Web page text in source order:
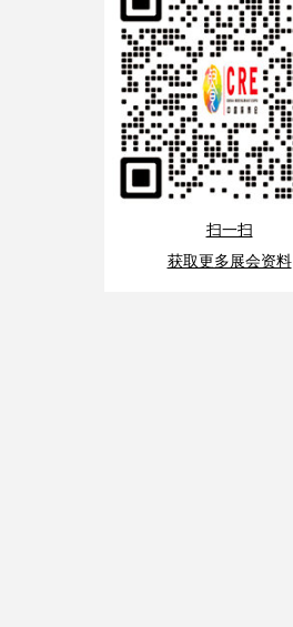
扫一扫
获取更多展会资料